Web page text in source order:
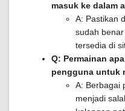
masuk ke dalam
A: Pastikan
sudah
tersedia di
Q: Permainan
pengguna untuk
A: Berbagai
menjadi